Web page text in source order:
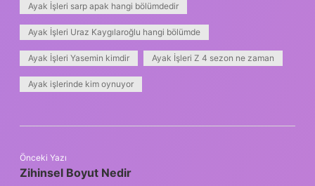
Ayak İşleri sarp apak hangi bölümdedir
Ayak İşleri Uraz Kaygılaroğlu hangi bölümde
Ayak İşleri Yasemin kimdir Ayak İşleri Z 4 sezon ne zaman
Ayak işlerinde kim oynuyor
Önceki Yazı
Zihinsel Boyut Nedir